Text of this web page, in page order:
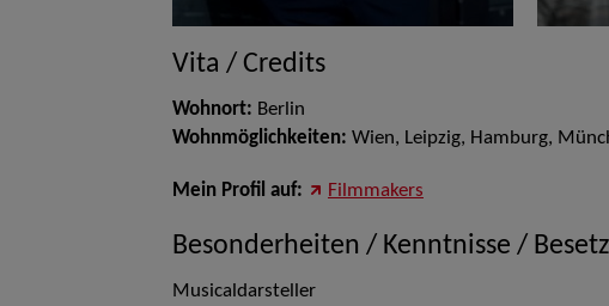
Vita / Credits
Wohnort: Berlin
Wohnmöglichkeiten: Wien, Leipzig, Hamburg,
Mein Profil auf: Filmmakers
Besonderheiten / Kenntnisse /
Musicaldarsteller